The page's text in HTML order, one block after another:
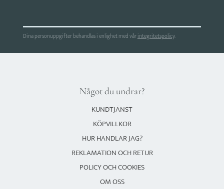
Dina personuppgifter behandlas i enlighet med vårintegritetspolicy.
Något du undrar?
KUNDTJÄNST
KÖPVILLKOR
HUR HANDLAR JAG?
REKLAMATION OCH RETUR
POLICY OCH COOKIES
OM OSS